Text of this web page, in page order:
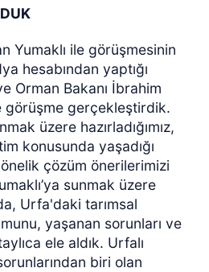
Yumaklı ile görüşmesinin
hesabından yaptığı
Orman Bakanı İbrahim
görüşme gerçekleştirdik.
üzere hazırladığımız,
konusunda yaşadığı
çözüm önerilerimizi
sunmak üzere
Urfa'daki tarımsal
yaşanan sorunları ve
ele aldık. Urfalı
biri olan